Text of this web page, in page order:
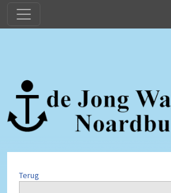
Terug